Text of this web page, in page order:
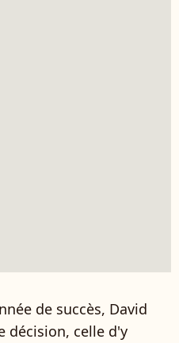
de succès, David
décision, celle d'y